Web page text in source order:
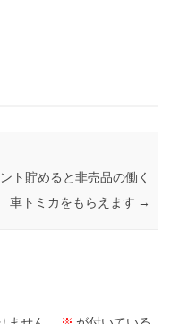
ト貯めると非売品の働く
車トミカをもらえます →